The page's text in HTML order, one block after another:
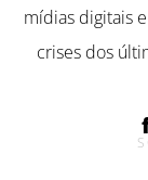
mídias digitais
crises dos